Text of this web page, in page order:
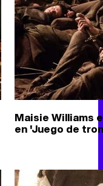
Maisie Williams
en 'Juego de